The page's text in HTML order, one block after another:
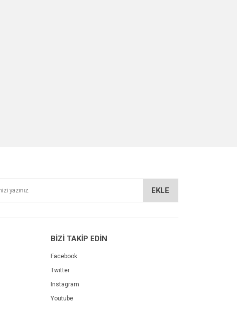
EKLE
BİZİ TAKİP EDİN
Facebook
Twitter
Instagram
Youtube